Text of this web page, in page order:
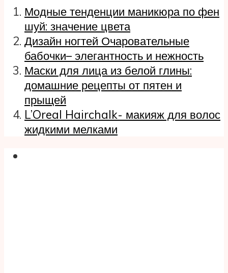
Модные тенденции маникюра по фен
шуй: значение цвета
Дизайн ногтей Очаровательные
бабочки– элегантность и нежность
Маски для лица из белой глины:
домашние рецепты от пятен и
прыщей
L’Oreal Hairchalk- макияж для волос
жидкими мелками